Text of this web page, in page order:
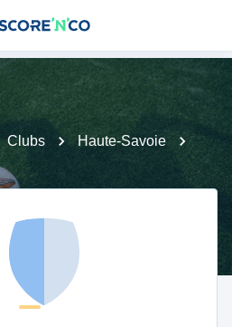
Clubs
Haute-Savoie